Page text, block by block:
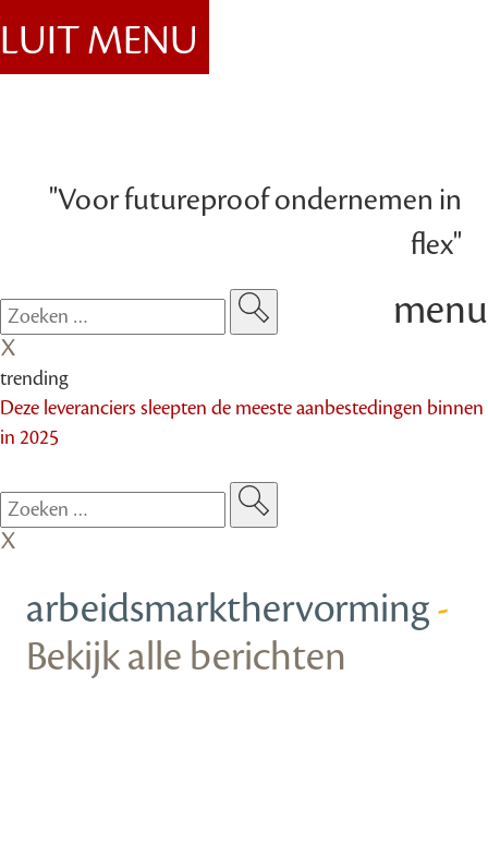
"Voor futureproof ondernemen in
flex"
MENU
menu
trending
Deze leveranciers sleepten de meeste aanbestedingen binnen
in 2025
arbeidsmarkthervorming-
Bekijk alle berichten